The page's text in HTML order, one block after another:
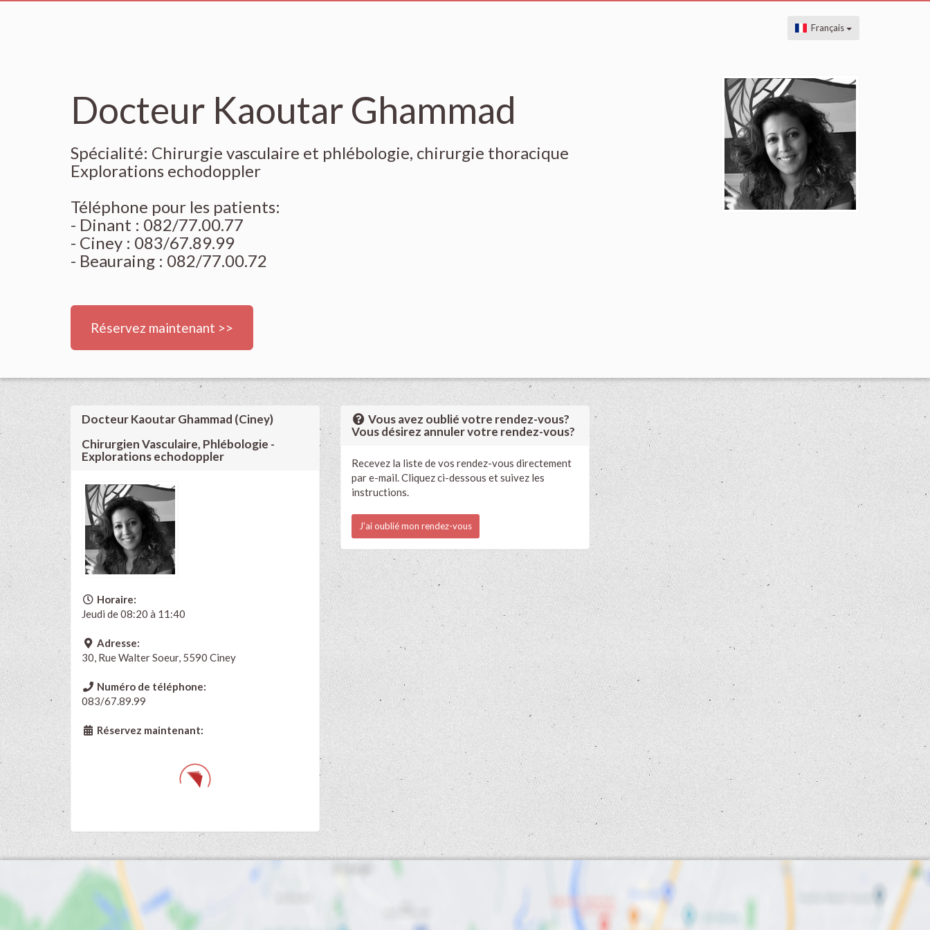
Français
Docteur Kaoutar Ghammad
Spécialité: Chirurgie vasculaire et phlébologie, chirurgie thoracique
Explorations echodoppler
Téléphone pour les patients:
- Dinant : 082/77.00.77
- Ciney : 083/67.89.99
- Beauraing : 082/77.00.72
Réservez maintenant >>
Docteur Kaoutar Ghammad (Ciney)
Chirurgien Vasculaire, Phlébologie -
Explorations echodoppler
Horaire:
Jeudi de 08:20 à 11:40
Adresse:
30, Rue Walter Soeur, 5590 Ciney
Numéro de téléphone:
083/67.89.99
Réservez maintenant:
Vous avez oublié votre rendez-vous?
Vous désirez annuler votre rendez-vous?
Recevez la liste de vos rendez-vous directement
par e-mail. Cliquez ci-dessous et suivez les
instructions.
J'ai oublié mon rendez-vous